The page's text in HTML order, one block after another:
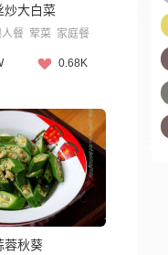
炒大白菜
餐 荤菜 家庭餐
0.68K
蓉秋葵